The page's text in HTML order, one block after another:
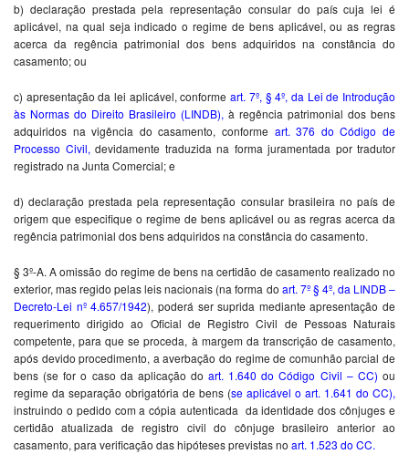
b) declaração prestada pela representação consular do país cuja lei é
aplicável, na qual seja indicado o regime de bens aplicável, ou as regras
acerca da regência patrimonial dos bens adquiridos na constância do
casamento; ou
c) apresentação da lei aplicável, conformeart. 7º, § 4º, da Lei de Introdução
às Normas do Direito Brasileiro (LINDB), à regência patrimonial dos bens
adquiridos na vigência do casamento, conforme art. 376 do Código de
Processo Civil, devidamente traduzida na forma juramentada por tradutor
registrado na Junta Comercial; e
d) declaração prestada pela representação consular brasileira no país de
origem que especifique o regime de bens aplicável ou as regras acerca da
regência patrimonial dos bens adquiridos na constância do casamento.
§ 3º-A. A omissão do regime de bens na certidão de casamento realizado no
exterior, mas regido pelas leis nacionais (na forma do art. 7º § 4º, da LINDB –
Decreto-Lei nº 4.657/1942), poderá ser suprida mediante apresentação de
requerimento dirigido ao Oficial de Registro Civil de Pessoas Naturais
competente, para que se proceda, à margem da transcrição de casamento,
após devido procedimento, a averbação do regime de comunhão parcial de
bens (se for o caso da aplicação doart. 1.640 do Código Civil – CC) ou
regime da separação obrigatória de bens (se aplicável o art. 1.641 do CC),
instruindo o pedido com a cópia autenticada da identidade dos cônjuges e
certidão atualizada de registro civil do cônjuge brasileiro anterior ao
casamento, para verificação das hipóteses previstas no art. 1.523 do CC.